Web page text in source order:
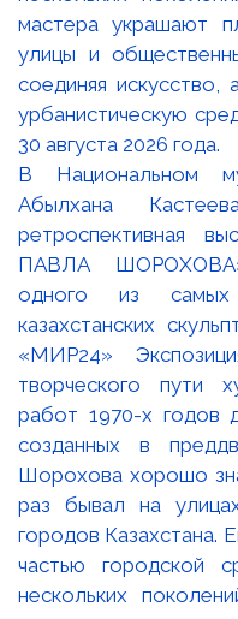
В Национальном
Абылхана
ретроспективная
ПАВЛА
одного из самых
казахстанских
«МИР24»
творческого пути
работ 1970-х годов
созданных в
Шорохова хорошо
раз бывал на
городов Казахстана.
частью городской
нескольких